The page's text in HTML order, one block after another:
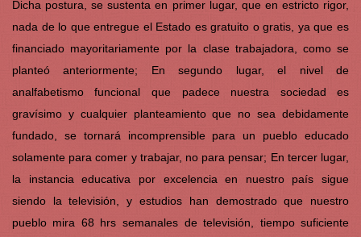
Dicha postura, se sustenta en primer lugar, que en estricto rigor,
nada de lo que entregue el Estado es gratuito o gratis, ya que es
financiado mayoritariamente por la clase trabajadora, como se
planteó anteriormente; En segundo lugar, el nivel de
analfabetismo funcional que padece nuestra sociedad es
gravísimo y cualquier planteamiento que no sea debidamente
fundado, se tornará incomprensible para un pueblo educado
solamente para comer y trabajar, no para pensar; En tercer lugar,
la instancia educativa por excelencia en nuestro país sigue
siendo la televisión, y estudios han demostrado que nuestro
pueblo mira 68 hrs semanales de televisión, tiempo suficiente